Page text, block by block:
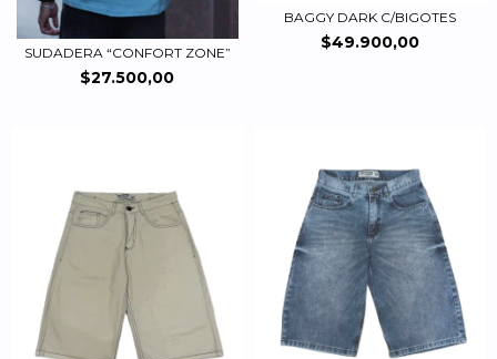
SUDADERA “CONFORT ZONE”
$27.500,00
BAGGY DARK C/BIGOTES
$49.900,00